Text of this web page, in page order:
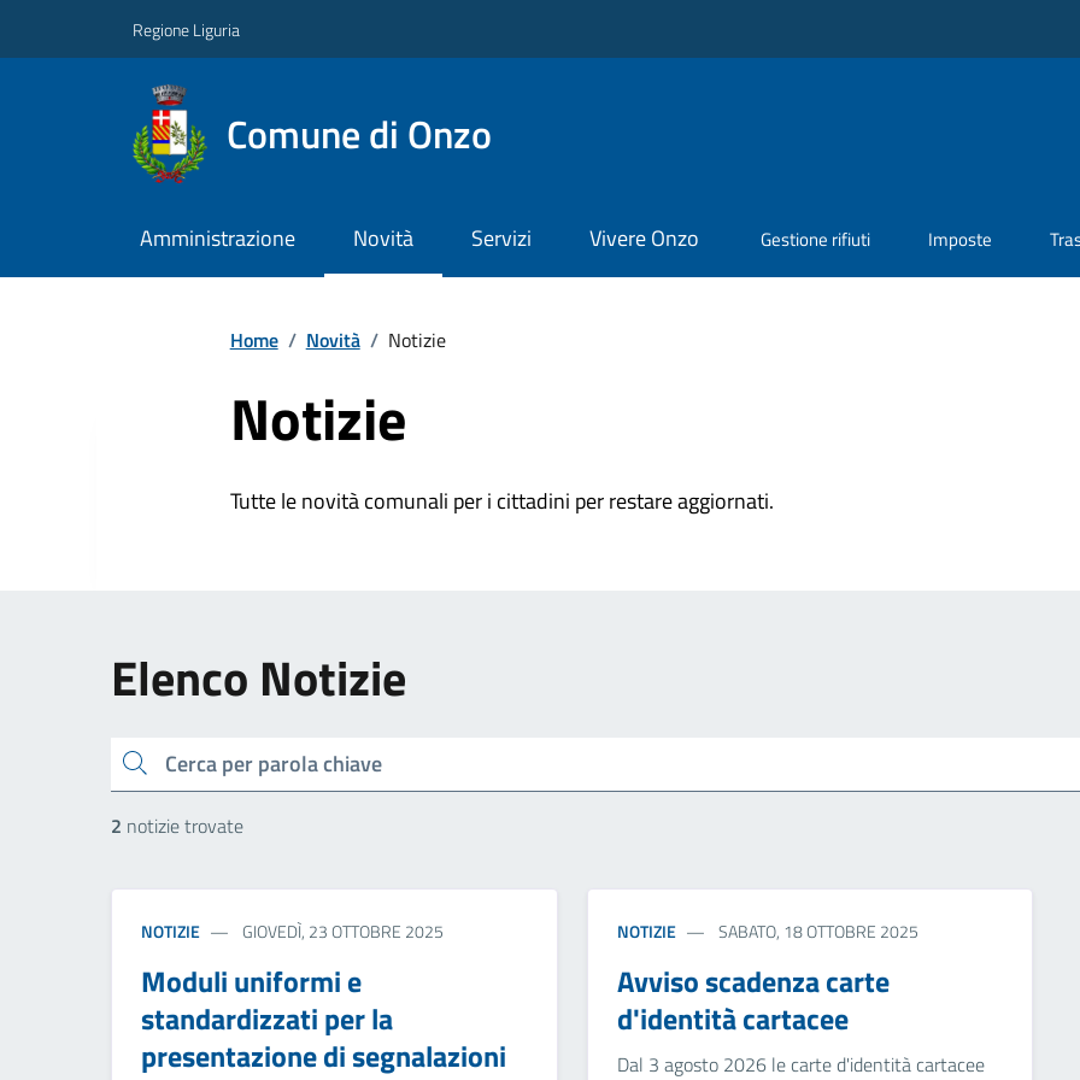
Regione Liguria
Comune di Onzo
Amministrazione Novità Servizi Vivere Onzo Gestione rifiuti Imposte
Home / Novità / Notizie
Notizie
Tutte le novità comunali per i cittadini per restare aggiornati.
Elenco Notizie
cerca
2 notizie trovate
NOTIZIE GIOVEDÌ, 23 OTTOBRE 2025
Moduli uniformi e
standardizzati per la
presentazione di segnalazioni
NOTIZIE SABATO, 18 OTTOBRE 2025
Avviso scadenza carte
d'identità cartacee
Dal 3 agosto 2026 le carte d'identità cartacee